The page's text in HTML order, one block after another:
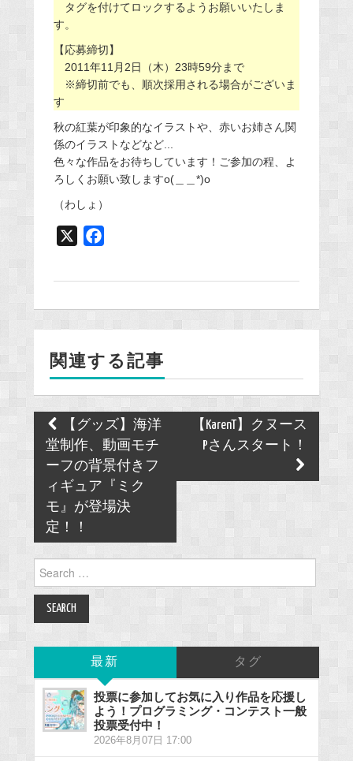
タグを付けてロックするようお願いいたしま
す。
【応募締切】
2011年11月2日（木）23時59分まで
※締切前でも、順次採用される場合がございま
す
秋の紅葉が印象的なイラストや、赤いお姉さん関
係のイラストなどなど...
色々な作品をお待ちしています！ご参加の程、よ
ろしくお願い致しますo(＿＿*)o
（わしょ）
o
k
関連する記事
Post
navigation
【グッズ】海洋
堂制作、動画モチ
ーフの背景付きフ
ィギュア『ミク
モ』が登場決
定！！
【KarenT】クヌース
Pさんスタート！
Search
for:
最新 タグ
投票に参加してお気に入り作品を応援し
よう！プログラミング・コンテスト一般
投票受付中！
2026年8月07日 17:00